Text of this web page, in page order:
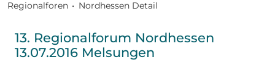
Regionalforen • Nordhessen Detail
13. Regionalforum Nordhessen
13.07.2016 Melsungen